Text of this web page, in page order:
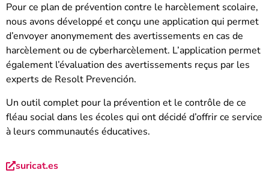
Pour ce plan de prévention contre le harcèlement scolaire,
nous avons développé et conçu une application qui permet
d’envoyer anonymement des avertissements en cas de
harcèlement ou de cyberharcèlement. L’application permet
également l’évaluation des avertissements reçus par les
experts de Resolt Prevención.
Un outil complet pour la prévention et le contrôle de ce
fléau social dans les écoles qui ont décidé d’offrir ce service
à leurs communautés éducatives.
suricat.es